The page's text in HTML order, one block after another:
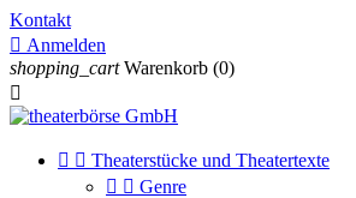
Kontakt
 Anmelden
shopping_cart Warenkorb (0)

  Theaterstücke und Theatertexte
  Genre